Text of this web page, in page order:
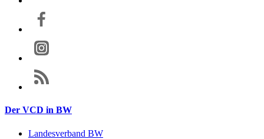
Der VCD in BW
Landesverband BW